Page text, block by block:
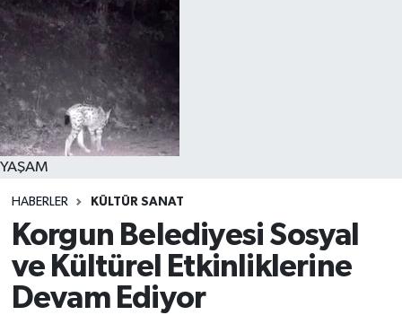
YAŞAM
HABERLER KÜLTÜR SANAT
Korgun Belediyesi Sosyal
ve Kültürel Etkinliklerine
Devam Ediyor